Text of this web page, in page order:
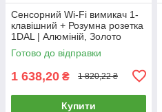
Сенсорний Wi-Fi вимикач 1-
клавішний + Розумна розетка
1DAL | Алюміній, Золото
(A157-GSW1G.WF-ST.WF.GD)
Готово до відправки
1 638,20 ₴ 1 820,22 ₴
Купити